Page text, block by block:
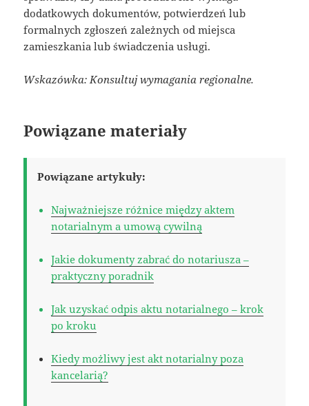
dodatkowych dokumentów, potwierdzeń lub
formalnych zgłoszeń zależnych od miejsca
zamieszkania lub świadczenia usługi.
Wskazówka: Konsultuj wymagania regionalne.
Powiązane materiały
Powiązane artykuły:
Najważniejsze różnice między aktem
notarialnym a umową cywilną
Jakie dokumenty zabrać do notariusza –
praktyczny poradnik
Jak uzyskać odpis aktu notarialnego – krok
po kroku
Kiedy możliwy jest akt notarialny poza
kancelarią?